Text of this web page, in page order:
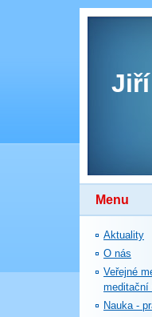
Menu
Aktuality
O nás
Veřejné
meditační
Nauka -